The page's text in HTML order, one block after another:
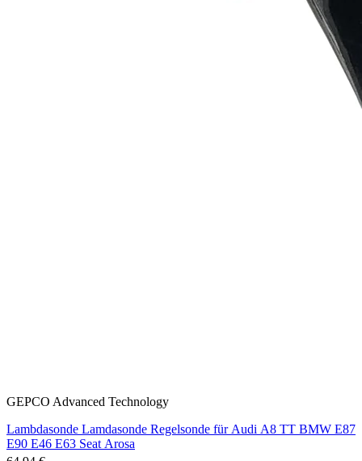
GEPCO Advanced Technology
Lambdasonde Lamdasonde Regelsonde für Audi A8 TT BMW E87
E90 E46 E63 Seat Arosa